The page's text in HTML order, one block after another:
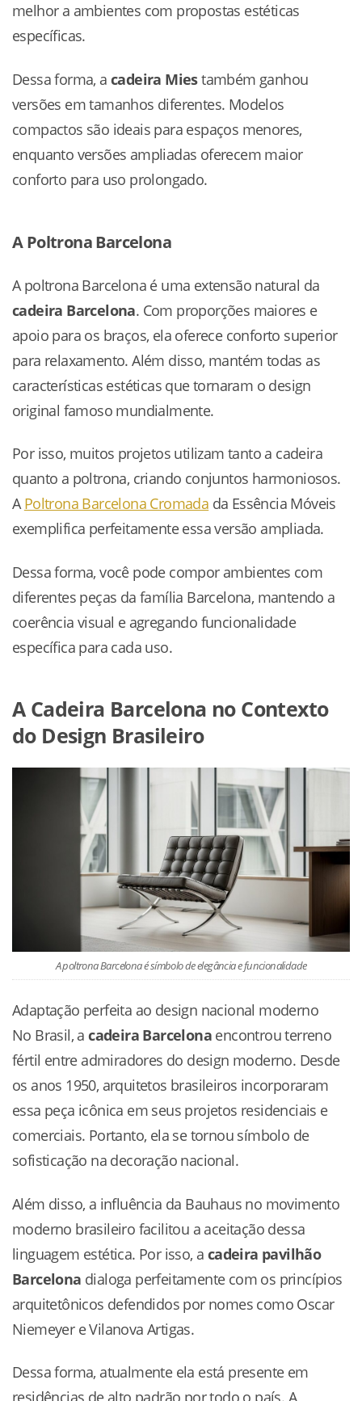
melhor a ambientes com propostas estéticas
específicas.
Dessa forma, a cadeira Miestambém ganhou
versões em tamanhos diferentes. Modelos
compactos são ideais para espaços menores,
enquanto versões ampliadas oferecem maior
conforto para uso prolongado.
A Poltrona Barcelona
A poltrona Barcelona é uma extensão natural da
cadeira Barcelona. Com proporções maiores e
apoio para os braços, ela oferece conforto superior
para relaxamento. Além disso, mantém todas as
características estéticas que tornaram o design
original famoso mundialmente.
Por isso, muitos projetos utilizam tanto a cadeira
quanto a poltrona, criando conjuntos harmoniosos.
APoltrona Barcelona Cromada da Essência Móveis
exemplifica perfeitamente essa versão ampliada.
Dessa forma, você pode compor ambientes com
diferentes peças da família Barcelona, mantendo a
coerência visual e agregando funcionalidade
específica para cada uso.
A Cadeira Barcelona no Contexto
do Design Brasileiro
A poltrona Barcelona é símbolo de elegância e funcionalidade
Adaptação perfeita ao design nacional moderno
No Brasil, acadeira Barcelona encontrou terreno
fértil entre admiradores do design moderno. Desde
os anos 1950, arquitetos brasileiros incorporaram
essa peça icônica em seus projetos residenciais e
comerciais. Portanto, ela se tornou símbolo de
sofisticação na decoração nacional.
Além disso, a influência da Bauhaus no movimento
moderno brasileiro facilitou a aceitação dessa
linguagem estética. Por isso, a cadeira pavilhão
Barcelona dialoga perfeitamente com os princípios
arquitetônicos defendidos por nomes como Oscar
Niemeyer e Vilanova Artigas.
Dessa forma, atualmente ela está presente em